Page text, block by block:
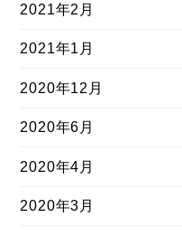
2021年2月
2021年1月
2020年12月
2020年6月
2020年4月
2020年3月